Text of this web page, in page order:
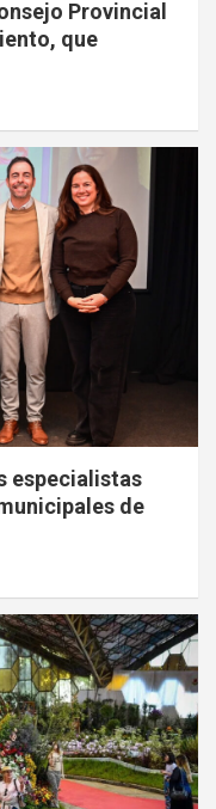
Provincial
que
especialistas
de